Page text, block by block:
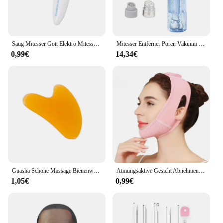
0,99€ 14,34€
1,05€
Atmungsaktive Gesicht Abnehmen Verband Frauen Kinn Wange Lift Up Gürtel V Linie Gesicht Shaper Gesichts Massage Strap Hautpflege Schönheit Werkzeuge
0,99€